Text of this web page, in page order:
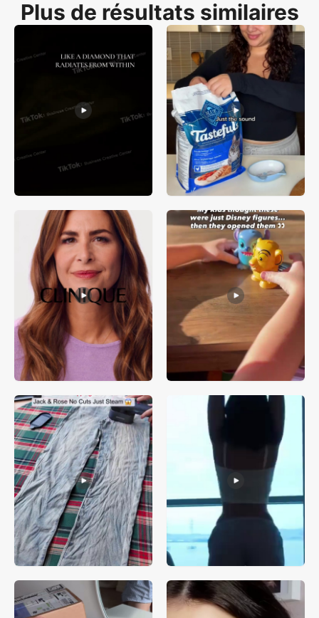
forte rétention pour la promotion e-commerce au Brésil.
Plus de résultats similaires